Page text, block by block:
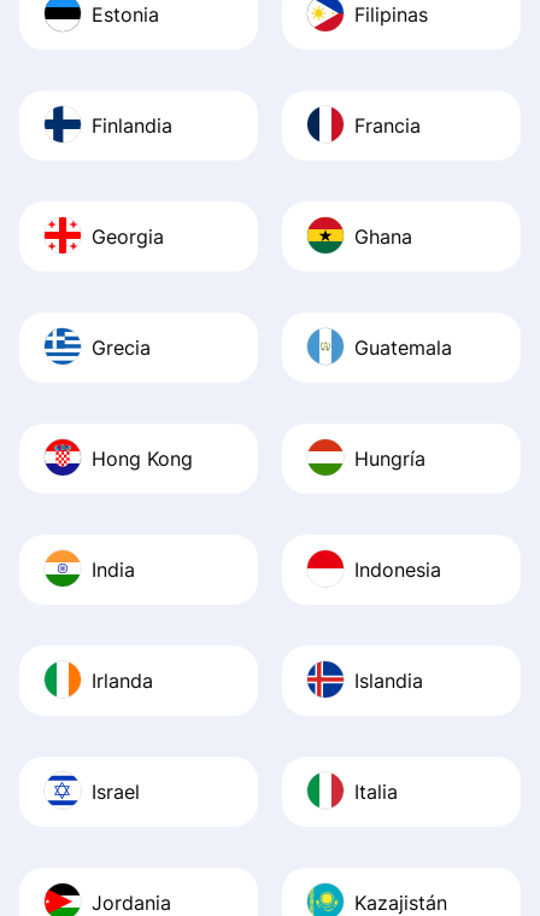
Estonia Filipinas
Finlandia Francia
Georgia Ghana
Grecia Guatemala
Hong Kong Hungría
India Indonesia
Irlanda Islandia
Israel Italia
Jordania Kazajistán